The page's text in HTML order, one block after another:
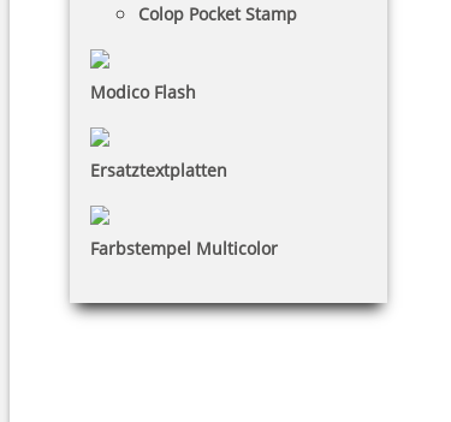
Colop Pocket Stamp
Modico Flash
Ersatztextplatten
Farbstempel Multicolor